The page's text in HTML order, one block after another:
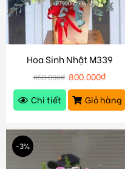
Hoa Sinh Nhật M339
850.000₫ 800.000₫
Chi tiết
Giỏ hàng
-3%